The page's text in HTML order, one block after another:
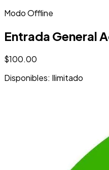
Modo Offline
Entrada General
$100.00
Disponibles: Ilimitado